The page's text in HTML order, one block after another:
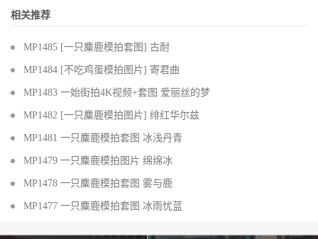
相关推荐
MP1485 [一只麋鹿模拍套图] 古耐
MP1484 [不吃鸡蛋模拍图片] 寄君曲
MP1483 一始街拍4K视频+套图 爱丽丝的梦
MP1482 [一只麋鹿模拍图片] 绯红华尔兹
MP1481 一只麋鹿模拍套图 冰浅丹青
MP1479 一只麋鹿模拍图片 绵绵冰
MP1478 一只麋鹿模拍套图 雾与鹿
MP1477 一只麋鹿模拍套图 冰雨忧蓝